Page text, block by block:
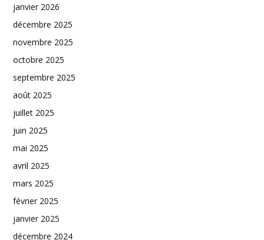
janvier 2026
décembre 2025
novembre 2025
octobre 2025
septembre 2025
août 2025
juillet 2025
juin 2025
mai 2025
avril 2025
mars 2025
février 2025
janvier 2025
décembre 2024